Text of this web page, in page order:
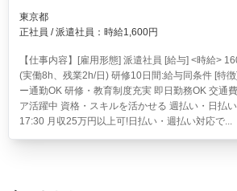
東京都
正社員 / 派遣社員：時給1,600円
【仕事内容】[雇用形態] 派遣社員 [給与] <時給>
(実働8h、残業2h/日) 研修10日間:給与同条件 [特
ー通勤OK 研修・教育制度充実 即日勤務OK 交通
ア活躍中 資格・スキルを活かせる 週払い・日払
17:30 月収25万円以上可!日払い・週払い対応で...